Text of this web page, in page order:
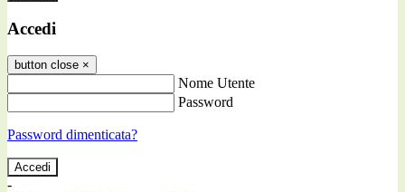
Accedi
button close ×
Nome Utente
Password
Password dimenticata?
-